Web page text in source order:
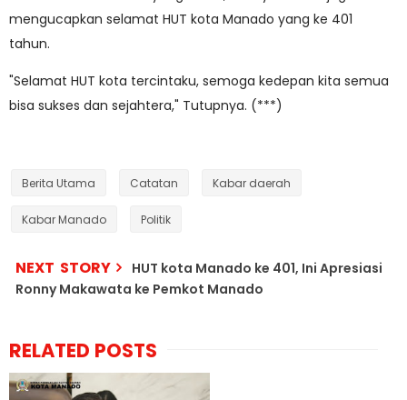
mengucapkan selamat HUT kota Manado yang ke 401
tahun.
"Selamat HUT kota tercintaku, semoga kedepan kita semua
bisa sukses dan sejahtera," Tutupnya. (***)
Berita Utama Catatan Kabar daerah
Kabar Manado Politik
NEXT STORY
HUT kota Manado ke 401, Ini Apresiasi
Ronny Makawata ke Pemkot Manado
RELATED POSTS